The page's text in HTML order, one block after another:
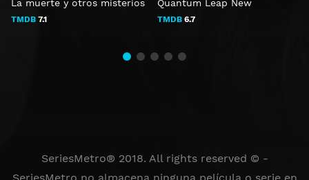
La muerte y otros misterios
TMDB 7.1
Quantum Leap New
TMDB 6.7
SeriesMetro® 2018. All rights reserved © -